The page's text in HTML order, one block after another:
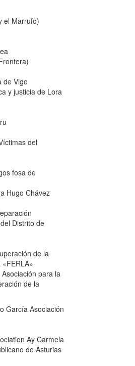
el Marrufo)
de Vigo
y justicia de Lora
del
fosa de
Hugo Chávez
Distrito de
de la
para la
de la
García Asociación
Ay Carmela
de Asturias